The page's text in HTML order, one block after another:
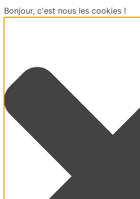
Bonjour, c'est nous les cookies !